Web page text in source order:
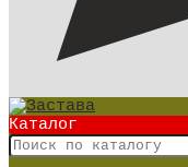
Каталог